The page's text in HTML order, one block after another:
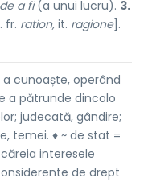
a fi(a unui lucru). 3.
fr. ration, it. ragione].
cunoaște, operând
a pătrunde dincolo
judecată, gândire;
temei. ♦ ~ de stat =
interesele
de drept